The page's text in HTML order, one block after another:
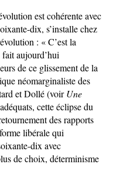
est cohérente avec
dix, s’installe chez
: « C’est la
aujourd’hui
de ce glissement de la
néomarginaliste des
et Dollé (voirUne
cette éclipse du
des rapports
libérale qui
dix avec
de choix, déterminisme